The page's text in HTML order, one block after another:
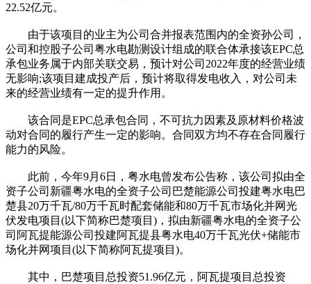
22.52亿元。
由于该项目的业主为公司合并报表范围内的全资孙公司，
公司和控股子公司粤水电勘测设计组成的联合体承接该EPC总
承包业务属于内部关联交易，预计对公司2022年度的经营业绩
无影响;该项目建成投产后，预计将取得发电收入，对公司未
来的经营业绩有一定的提升作用。
该合同是EPC总承包合同，不可抗力因素及原材料价格波
动对合同的履行产生一定的影响。合同双方均不存在合同履行
能力的风险。
此前，今年9月6日，粤水电曾发布公告称，该公司拟由全
资子公司新疆粤水电的全资子公司巴楚能源公司投建粤水电巴
楚县20万千瓦/80万千瓦时配套储能和80万千瓦市场化并网光
伏发电项目(以下简称巴楚项目)，拟由新疆粤水电的全资子公
司阿瓦提能源公司投建阿瓦提县粤水电40万千瓦光伏+储能市
场化并网项目(以下简称阿瓦提项目)。
其中，巴楚项目总投资51.96亿元，阿瓦提项目总投资